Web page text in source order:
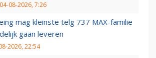
04-08-2026, 7:26
mag kleinste telg 737 MAX-familie
gaan leveren
2026, 22:54